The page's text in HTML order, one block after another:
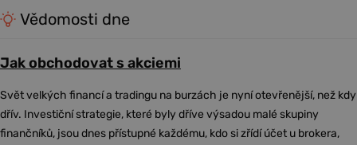
Vědomosti dne
Jak obchodovat s akciemi
Svět velkých financí a tradingu na burzách je nyní otevřenější, než kdy
dřív. Investiční strategie, které byly dříve výsadou malé skupiny
finančníků, jsou dnes přístupné každému, kdo si zřídí účet u brokera,